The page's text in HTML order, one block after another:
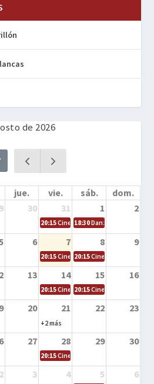
de 2026
jue. vie. sáb.
dom.
30 31 1 2
20:15Cine en la calle – Cómo
18:30Danza – Cita en el
6 7 8 9
20:15Cine en la calle – El niño y la
20:15Cine en la calle –
13 14 15 16
20:15Cine en la calle – Tortugas
20:15Cine en la calle –
20 21 22 23
+2 más
27 28 29 30
20:15Cine en el calle – Tintín y el
2 3 4 5 6